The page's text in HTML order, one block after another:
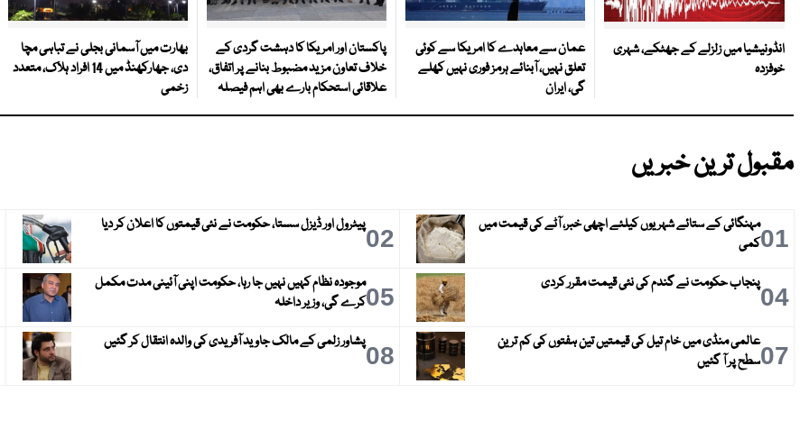
انڈونیشیا میں زلزلے کے جھٹکے، شہری
خوفزدہ
عمان سے معاہدے کا امریکا سے کوئی
تعلق نہیں، آبنائے ہرمز فوری نہیں کھلے
گی، ایران
پاکستان اور امریکا کا دہشت گردی کے
خلاف تعاون مزید مضبوط بنانے پر اتفاق،
علاقائی استحکام بارے بھی اہم فیصلہ
بھارت میں آسمانی بجلی نے تباہی مچا
دی، جھارکھنڈ میں 14 افراد ہلاک، متعدد
زخمی
مقبول ترین خبریں
01مہنگائی کے ستائے شہریوں کیلئے اچھی خبر، آٹے کی قیمت میں
کمی
02پیٹرول اور ڈیزل سستا، حکومت نے نئی قیمتوں کا اعلان کر دیا
04پنجاب حکومت نے گندم کی نئی قیمت مقرر کردی 05موجودہ نظام کہیں نہیں جا رہا، حکومت اپنی آئینی مدت مکمل
کرے گی، وزیر داخلہ
07عالمی منڈی میں خام تیل کی قیمتیں تین ہفتوں کی کم ترین
سطح پر آ گئیں
08پشاور زلمی کے مالک جاوید آفریدی کی والدہ انتقال کر گئیں